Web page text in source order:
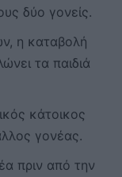
δύο γονείς.
η καταβολή
τα παιδιά
κάτοικος
γονέας.
πριν από την